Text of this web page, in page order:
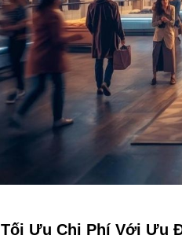
Tối Ưu Chi Phí Với Ưu